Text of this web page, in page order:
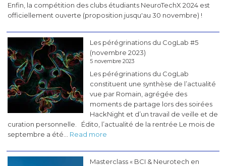
Enfin, la compétition des clubs étudiants NeuroTechX 2024 est
officiellement ouverte (proposition jusqu'au 30 novembre) !
Les pérégrinations du CogLab #5
(novembre 2023)
5 novembre 2023
Les pérégrinations du CogLab
constituent une synthèse de l’actualité
vue par Romain, agrégée des
moments de partage lors des soirées
HackNight et d’un travail de veille et de
curation personnelle. Édito, l’actualité de la rentrée Le mois de
septembre a été… Read more
pérégrinations
du
Masterclass « BCI & Neurotech en